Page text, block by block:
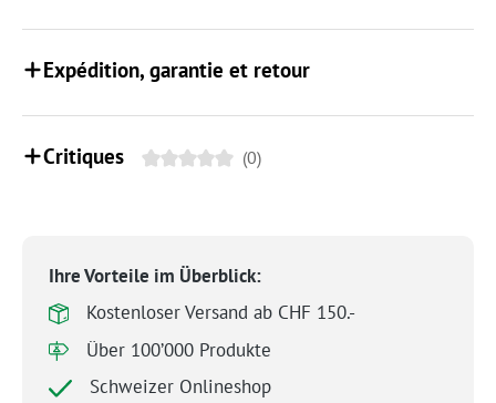
Expédition, garantie et retour
Critiques (0)
Ihre Vorteile im Überblick:
Kostenloser Versand ab CHF 150.-
Über 100’000 Produkte
Schweizer Onlineshop